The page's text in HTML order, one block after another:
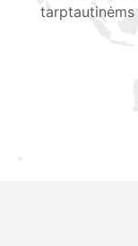
tarptautinėms